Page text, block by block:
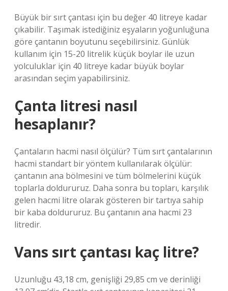
Büyük bir sırt çantası için bu değer 40 litreye kadar
çıkabilir. Taşımak istediğiniz eşyaların yoğunluğuna
göre çantanın boyutunu seçebilirsiniz. Günlük
kullanım için 15-20 litrelik küçük boylar ile uzun
yolculuklar için 40 litreye kadar büyük boylar
arasından seçim yapabilirsiniz.
Çanta litresi nasıl
hesaplanır?
Çantaların hacmi nasıl ölçülür? Tüm sırt çantalarının
hacmi standart bir yöntem kullanılarak ölçülür:
çantanın ana bölmesini ve tüm bölmelerini küçük
toplarla doldururuz. Daha sonra bu topları, karşılık
gelen hacmi litre olarak gösteren bir tartıya sahip
bir kaba doldururuz. Bu çantanın ana hacmi 23
litredir.
Vans sırt çantası kaç litre?
Uzunluğu 43,18 cm, genişliği 29,85 cm ve derinliği